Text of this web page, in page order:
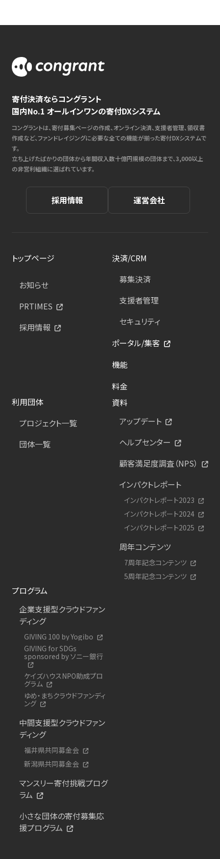
寄付決済ならコングラント
国内No.1 オールインワンの寄付DXシステム
コングラントは、寄付募集ページの作成、オンライン決済、支援者管理、領収書
作成など、ファンドレイジングに必要な全ての機能が揃った寄付DXシステムで
す。
立ち上げたばかりの団体から年間収入数十億円規模の団体まで、3,000以上
の非営利組織に選ばれています。
採用情報 運営会社
トップページ
お知らせ
PRTIMES
採用情報
決済/CRM
募集決済
支援者管理
セキュリティ
ポータル/集客
機能
料金
利用団体
プロジェクト一覧
団体一覧
資料
アップデート
ヘルプセンター
顧客満足度調査（NPS）
インパクトレポート
インパクトレポート2023
インパクトレポート2024
インパクトレポート2025
周年コンテンツ
7周年記念コンテンツ
5周年記念コンテンツ
プログラム
企業支援型クラウドファン
ディング
GIVING 100 by Yogibo
GIVING for SDGs
sponsored by ソニー銀行
ケイズハウスNPO助成プロ
グラム
ゆめ・まちクラウドファンディ
ング
中間支援型クラウドファン
ディング
福井県共同募金会
新潟県共同募金会
マンスリー寄付挑戦プログ
ラム
小さな団体の寄付募集応
援プログラム